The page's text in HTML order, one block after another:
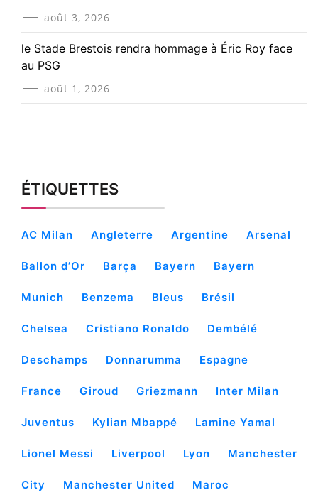
août 3, 2026
le Stade Brestois rendra hommage à Éric Roy face
au PSG
août 1, 2026
ÉTIQUETTES
AC Milan Angleterre Argentine Arsenal
Ballon d’Or Barça Bayern Bayern
Munich Benzema Bleus Brésil
Chelsea Cristiano Ronaldo Dembélé
Deschamps Donnarumma Espagne
France Giroud Griezmann Inter Milan
Juventus Kylian Mbappé Lamine Yamal
Lionel Messi Liverpool Lyon Manchester
City Manchester United Maroc